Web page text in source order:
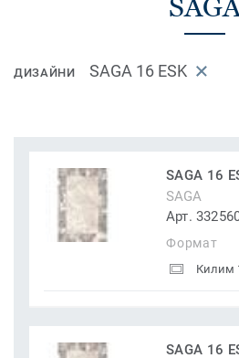
ДИЗАЙНИ SAGA 16 ESK
SAGA 16
SAGA
Арт.
Формат
Килим
SAGA 16